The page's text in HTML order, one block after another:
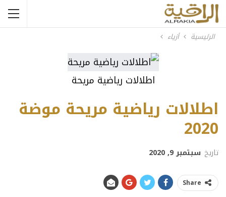
الرئيسية أزياء
اطلالات رياضية مريحة
اطلالات رياضية مريحة موضة
2020
تاريخ سبتمبر 9, 2020
Share